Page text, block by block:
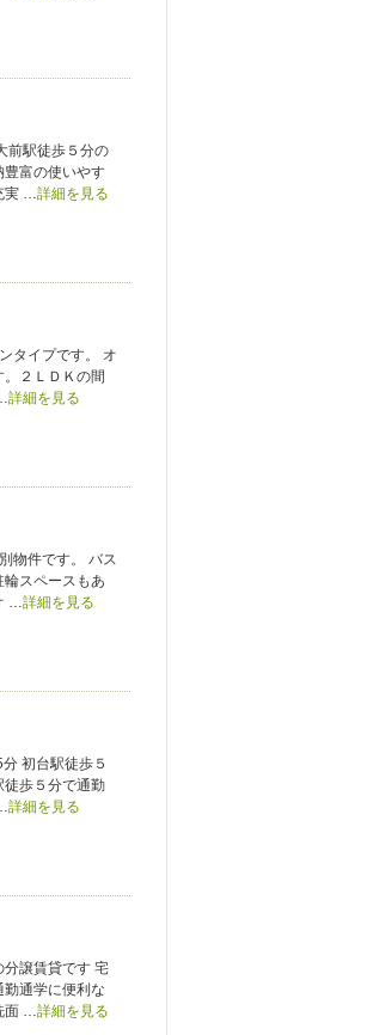
前駅徒歩５分の
豊富の使いやす
実 …詳細を見る
タイプです。 オ
２ＬＤＫの間
詳細を見る
物件です。 バス
輪スペースもあ
…詳細を見る
初台駅徒歩５
徒歩５分で通勤
詳細を見る
分譲賃貸です 宅
通学に便利な
面 …詳細を見る